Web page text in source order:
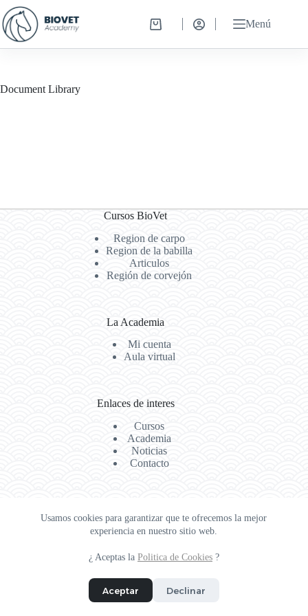
Saltar
al
contenido
Usamos cookies para garantizar que te ofrecemos la mejor
experiencia en nuestro sitio web.
¿ Aceptas la Politica de Cookies?
Aceptar Declinar
Carro
Menú
Document Library
Cursos BioVet
Region de carpo
Region de la babilla
Articulos
Región de corvejón
La Academia
Mi cuenta
Aula virtual
Enlaces de interes
Cursos
Academia
Noticias
Contacto
Aviso Legal
Politica de Cookie
Copyright © 2026 - Web Diseñada por